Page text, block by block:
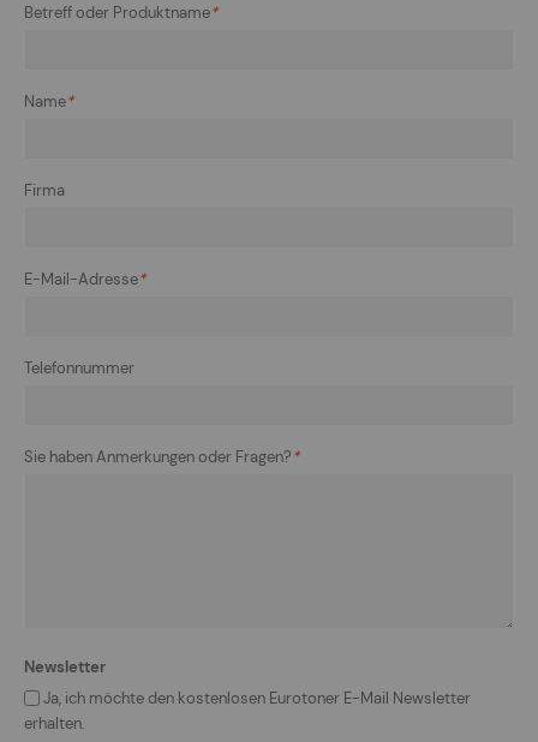
Betreff oder Produktname*
Name*
Firma
E-Mail-Adresse*
Telefonnummer
Sie haben Anmerkungen oder Fragen?*
Newsletter
Ja, ich möchte den kostenlosen Eurotoner E-Mail Newsletter
erhalten.